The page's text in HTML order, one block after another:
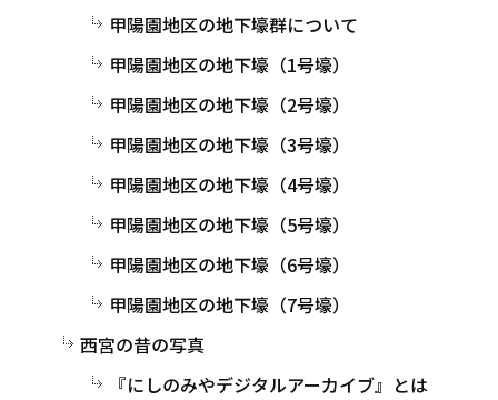
甲陽園地区の地下壕群について
甲陽園地区の地下壕（1号壕）
甲陽園地区の地下壕（2号壕）
甲陽園地区の地下壕（3号壕）
甲陽園地区の地下壕（4号壕）
甲陽園地区の地下壕（5号壕）
甲陽園地区の地下壕（6号壕）
甲陽園地区の地下壕（7号壕）
西宮の昔の写真
『にしのみやデジタルアーカイブ』とは